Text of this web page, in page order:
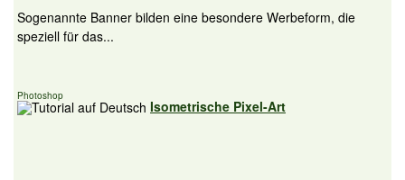
Sogenannte Banner bilden eine besondere Werbeform, die
speziell für das...
Photoshop
Isometrische Pixel-Art